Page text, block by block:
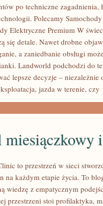
po techniczne zagadnienia,
Polecamy
Elektryczne Premium W
się detale. Nawet drobne
a zaniedbanie obsługi
Landworld podchodzi do
lepsze decyzje –
jazda w terenie, czy
to przestrzeń w sieci
na każdym etapie życia. To
wiedzę z empatycznym
przestrzeni stoi profilaktyka,